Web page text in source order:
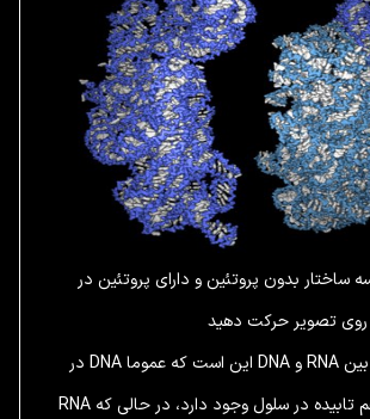
ساختار بدون پروتئین و دارای پروتئین در
روی تصویر حرکت دهید
تفاوت اصلی دیگر بین RNA و DNA این است که عموما DNA در
شکل دو رشته به هم تابیده در سلول وجود دارد، در حالی که RNA